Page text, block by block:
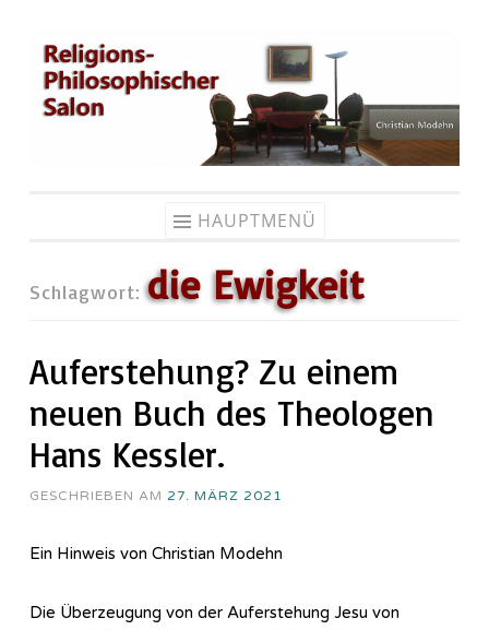
Zum
Inhalt
springen
HAUPTMENÜ
Schlagwort:die Ewigkeit
Auferstehung? Zu einem
neuen Buch des Theologen
Hans Kessler.
GESCHRIEBEN AM 27. MÄRZ 2021
Ein Hinweis von Christian Modehn
Die Überzeugung von der Auferstehung Jesu von